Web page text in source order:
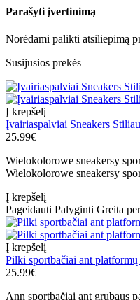
Parašyti įvertinimą
Norėdami palikti atsiliepimą
Susijusios prekės
Į krepšelį
Įvairiaspalviai Sneakers
25.99€
Wielokolorowe sneakersy
Wielokolorowe sneakersy
Į krepšelį
Pageidauti Palyginti Greita
Į krepšelį
Pilki sportbačiai ant
25.99€
Ann sportbačiai ant grubaus